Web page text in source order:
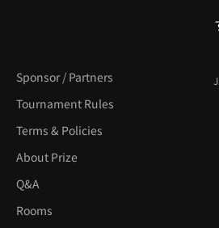
Sponsor / Partners
Tournament Rules
Terms & Policies
About Prize
Q&A
Rooms